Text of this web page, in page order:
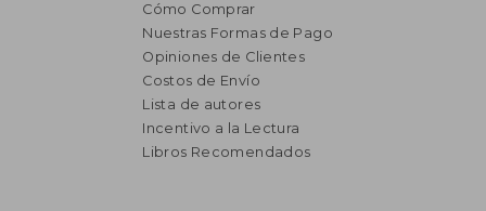
Cómo Comprar
Nuestras Formas de Pago
Opiniones de Clientes
Costos de Envío
Lista de autores
Incentivo a la Lectura
Libros Recomendados